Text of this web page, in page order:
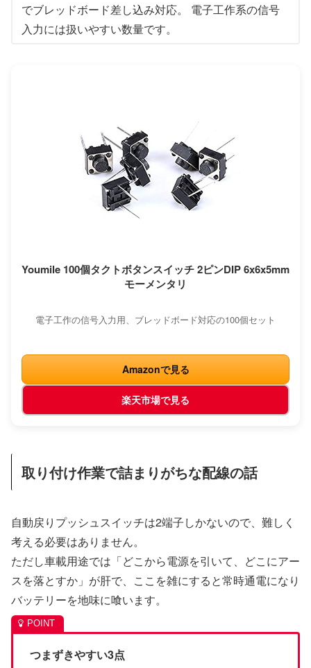
でブレッドボード差し込み対応。 電子工作系の信号
入力には扱いやすい数量です。
Youmile 100個タクトボタンスイッチ 2ピンDIP 6x6x5mm
モーメンタリ
電子工作の信号入力用、ブレッドボード対応の100個セット
Amazonで見る
楽天市場で見る
取り付け作業で詰まりがちな配線の話
自動戻りプッシュスイッチは2端子しかないので、難しく
考える必要はありません。
ただし車載用途では「どこから電源を引いて、どこにアー
スを落とすか」が肝で、ここを雑にすると常時通電になり
バッテリーを地味に喰います。
つまずきやすい3点